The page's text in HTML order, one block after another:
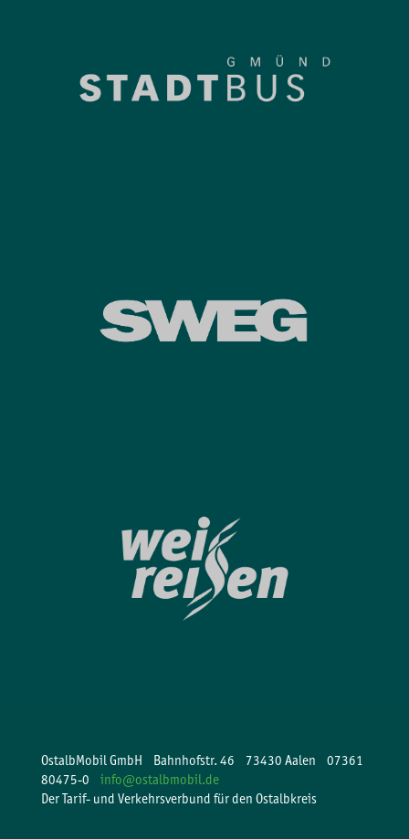
OstalbMobil GmbH Bahnhofstr. 46 73430 Aalen 07361
80475-0 info@ostalbmobil.de
Der Tarif- und Verkehrsverbund für den Ostalbkreis